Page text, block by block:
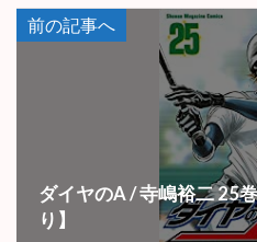
前の記事へ
ダイヤのA / 寺嶋裕二 25
り】